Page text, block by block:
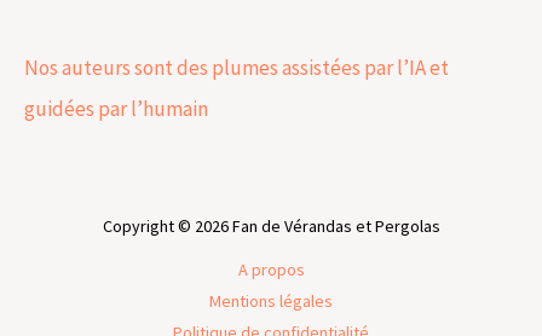
Nos auteurs sont des plumes assistées par l’IA et
guidées par l’humain
Copyright © 2026 Fan de Vérandas et Pergolas
A propos
Mentions légales